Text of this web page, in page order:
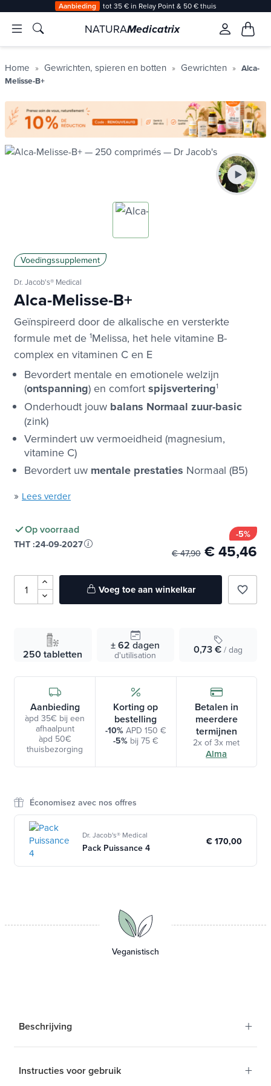
Aanbieding tot 35 € in Relay Point & 50 € thuis
NATURAMedicatrix
Home Gewrichten, spieren en botten Gewrichten
Alca-
Melisse-B+
Voedingssupplement
Dr. Jacob's® Medical
Alca-Melisse-B+
Geïnspireerd door de alkalische en versterkte
formule met de 1Melissa, het hele vitamine B-
complex en vitaminen C en E
Bevordert mentale en emotionele welzijn
(ontspanning) en comfort spijsvertering1
Onderhoudt jouw balans Normaal zuur-basic
(zink)
Vermindert uw vermoeidheid (magnesium,
vitamine C)
Bevordert uw mentale prestaties Normaal (B5)
» Lees verder
Op voorraad
THT :24-09-2027
-5%
€ 47,90 € 45,46
Voeg toe aan winkelkar favorite_border
250 tabletten
± 62dagen
d'utilisation 0,73 €/ dag
Aanbieding
àpd 35€ bij een
afhaalpunt
àpd 50€
thuisbezorging
Korting op
bestelling
-10%APD 150 €
-5%bij 75 €
Betalen in
meerdere
termijnen
2x of 3x met
Alma
Économisez avec nos offres
Dr. Jacob's® Medical
Pack Puissance 4
€ 170,00
Veganistisch
Beschrijving +
Instructies voor gebruik +